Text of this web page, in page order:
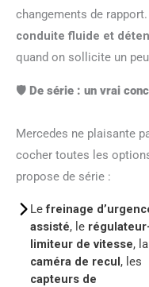
changements de
conduite fluide et
quand on sollicite un
🛡️ De série : un vrai
Mercedes ne plaisante pas avec la sécurité. Même sans
cocher toutes les
propose de série :
Lefreinage
assisté, le
limiteur de vitesse, la
caméra de recul, les
capteurs de